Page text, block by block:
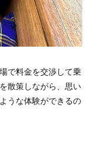
で料金を交渉して乗
散策しながら、思い
うな体験ができるの